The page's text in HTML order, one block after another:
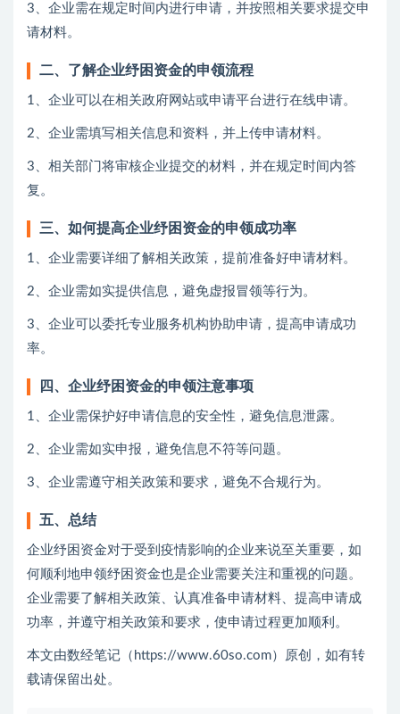
3、企业需在规定时间内进行申请，并按照相关要求提交申
请材料。
二、了解企业纾困资金的申领流程
1、企业可以在相关政府网站或申请平台进行在线申请。
2、企业需填写相关信息和资料，并上传申请材料。
3、相关部门将审核企业提交的材料，并在规定时间内答
复。
三、如何提高企业纾困资金的申领成功率
1、企业需要详细了解相关政策，提前准备好申请材料。
2、企业需如实提供信息，避免虚报冒领等行为。
3、企业可以委托专业服务机构协助申请，提高申请成功
率。
四、企业纾困资金的申领注意事项
1、企业需保护好申请信息的安全性，避免信息泄露。
2、企业需如实申报，避免信息不符等问题。
3、企业需遵守相关政策和要求，避免不合规行为。
五、总结
企业纾困资金对于受到疫情影响的企业来说至关重要，如
何顺利地申领纾困资金也是企业需要关注和重视的问题。
企业需要了解相关政策、认真准备申请材料、提高申请成
功率，并遵守相关政策和要求，使申请过程更加顺利。
本文由数经笔记（https://www.60so.com）原创，如有转
载请保留出处。